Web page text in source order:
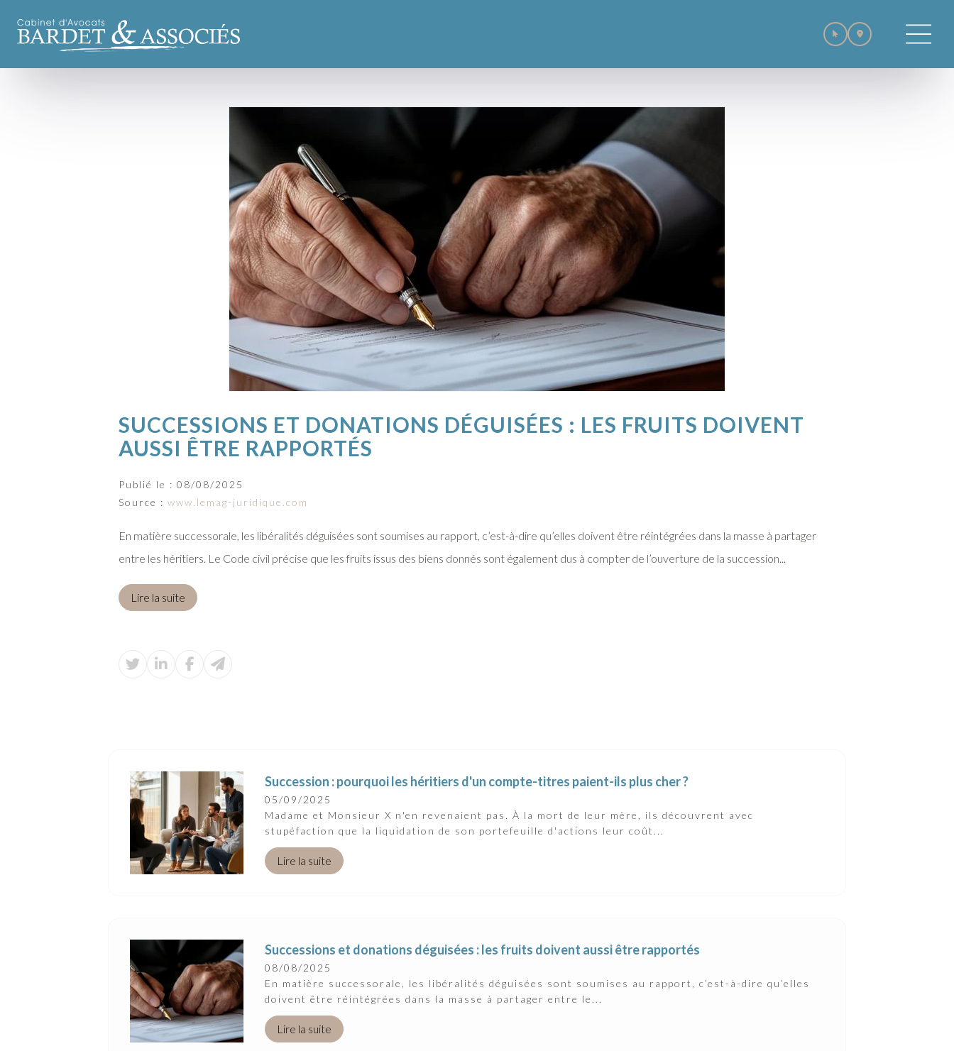
SUCCESSIONS ET DONATIONS DÉGUISÉES : LES FRUITS DOIVENT
AUSSI ÊTRE RAPPORTÉS
Publié le : 08/08/2025
Source : www.lemag-juridique.com
En matière successorale, les libéralités déguisées sont soumises au rapport, c’est-à-dire qu’elles doivent être réintégrées dans la masse à partager
entre les héritiers. Le Code civil précise que les fruits issus des biens donnés sont également dus à compter de l’ouverture de la succession...
Lire la suite
Succession : pourquoi les héritiers d'un compte-titres paient-ils plus cher ?
05/09/2025
Madame et Monsieur X n'en revenaient pas. À la mort de leur mère, ils découvrent avec
stupéfaction que la liquidation de son portefeuille d'actions leur coût...
Lire la suite
Successions et donations déguisées : les fruits doivent aussi être rapportés
08/08/2025
En matière successorale, les libéralités déguisées sont soumises au rapport, c’est-à-dire qu’elles
doivent être réintégrées dans la masse à partager entre le...
Lire la suite